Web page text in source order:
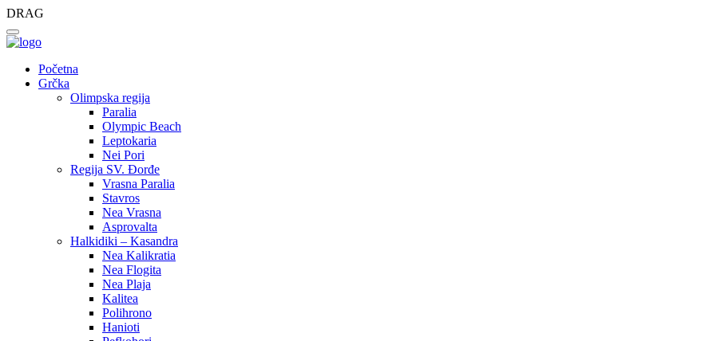
DRAG
Početna
Grčka
Olimpska regija
Paralia
Olympic Beach
Leptokaria
Nei Pori
Regija SV. Đorđe
Vrasna Paralia
Stavros
Nea Vrasna
Asprovalta
Halkidiki – Kasandra
Nea Kalikratia
Nea Flogita
Nea Plaja
Kalitea
Polihrono
Hanioti